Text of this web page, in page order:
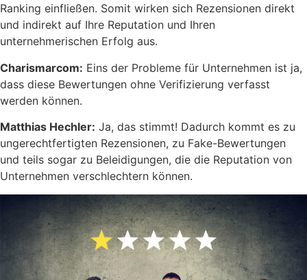
Ranking einfließen. Somit wirken sich Rezensionen direkt
und indirekt auf Ihre Reputation und Ihren
unternehmerischen Erfolg aus.
Charismarcom: Eins der Probleme für Unternehmen ist ja,
dass diese Bewertungen ohne Verifizierung verfasst
werden können.
Matthias Hechler: Ja, das stimmt! Dadurch kommt es zu
ungerechtfertigten Rezensionen, zu Fake-Bewertungen
und teils sogar zu Beleidigungen, die die Reputation von
Unternehmen verschlechtern können.